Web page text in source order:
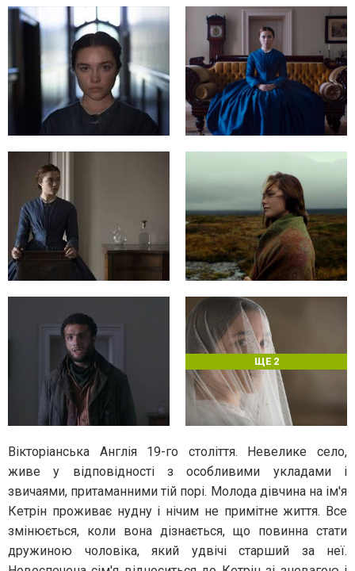
ЩЕ 2
Вікторіанська Англія 19-го століття. Невелике село,
живе у відповідності з особливими укладами і
звичаями, притаманними тій порі. Молода дівчина на ім'я
Кетрін проживає нудну і нічим не примітне життя. Все
змінюється, коли вона дізнається, що повинна стати
дружиною чоловіка, який удвічі старший за неї.